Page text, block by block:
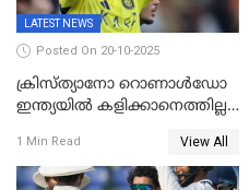
LATEST NEWS
Posted On 20-10-2025
ക്രിസ്ത്യാനോ റൊണാൾഡോ
ഇന്ത്യയിൽ കളിക്കാനെത്തില്ല;
ഉൾപ്പെടുത്തിയില്ല
1 Min Read View All